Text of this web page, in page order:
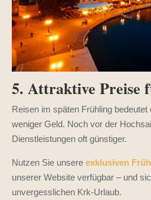
5. Attraktive Preise
Reisen im späten Frühling
weniger Geld. Noch vor der
Dienstleistungen oft günstiger.
Nutzen Sie unsere exklusiven
unserer Website verfügbar – und
unvergesslichen Krk-Urlaub.